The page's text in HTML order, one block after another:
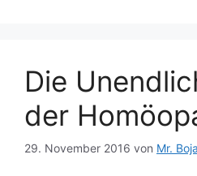
Die
der
29. November 2016 von Mr.